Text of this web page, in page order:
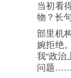
当初看
物？长
部里机
婉拒绝
我“政治
问题……